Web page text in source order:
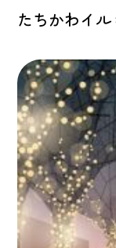
たちかわイ